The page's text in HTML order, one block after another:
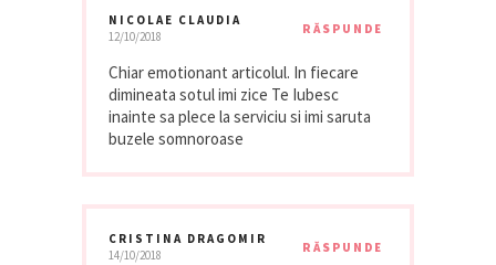
NICOLAE CLAUDIA
12/10/2018
RĂSPUNDE
Chiar emotionant articolul. In fiecare
dimineata sotul imi zice Te Iubesc
inainte sa plece la serviciu si imi saruta
buzele somnoroase
CRISTINA DRAGOMIR
14/10/2018
RĂSPUNDE